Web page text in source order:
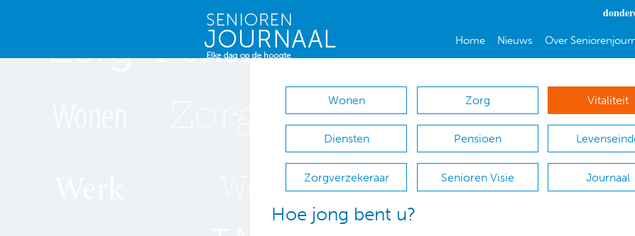
Home Nieuws Over
Wonen Zorg Vitaliteit
Diensten Pensioen
Zorgverzekeraar Senioren Visie Journaal
Hoe jong bent u?